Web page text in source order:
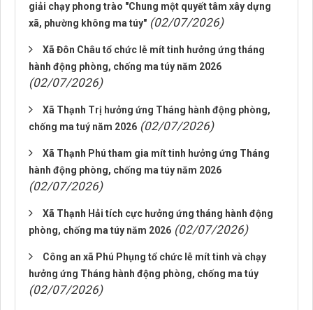
giải chạy phong trào "Chung một quyết tâm xây dựng
xã, phường không ma túy" (02/07/2026)
Xã Đôn Châu tổ chức lễ mít tinh hưởng ứng tháng
hành động phòng, chống ma túy năm 2026
(02/07/2026)
Xã Thạnh Trị hưởng ứng Tháng hành động phòng,
chống ma tuý năm 2026 (02/07/2026)
Xã Thạnh Phú tham gia mít tinh hưởng ứng Tháng
hành động phòng, chống ma túy năm 2026
(02/07/2026)
Xã Thạnh Hải tích cực hưởng ứng tháng hành động
phòng, chống ma túy năm 2026 (02/07/2026)
Công an xã Phú Phụng tổ chức lễ mít tinh và chạy
hưởng ứng Tháng hành động phòng, chống ma túy
(02/07/2026)